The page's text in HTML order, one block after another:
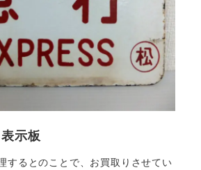
示板
するとのことで、お買取りさせてい